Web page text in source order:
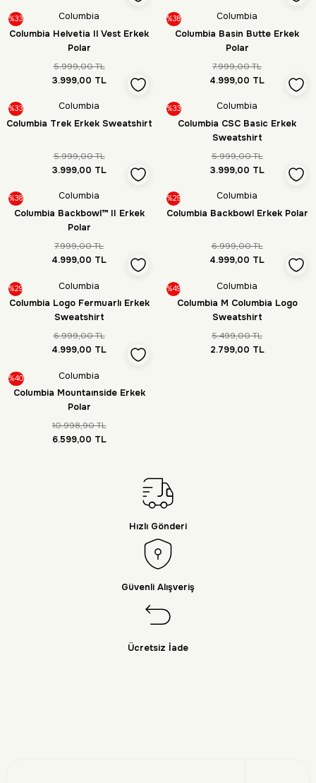
%33
Columbia
Columbia Helvetia II Vest Erkek
Polar
5.999,00 TL
3.999,00 TL
%38
Columbia
Columbia Basin Butte Erkek
Polar
7.999,00 TL
4.999,00 TL
%33
Columbia
Columbia Trek Erkek Sweatshirt
5.999,00 TL
3.999,00 TL
%33
Columbia
Columbia CSC Basic Erkek
Sweatshirt
5.999,00 TL
3.999,00 TL
%38
Columbia
Columbia Backbowl™ II Erkek
Polar
7.999,00 TL
4.999,00 TL
%29
Columbia
Columbia Backbowl Erkek Polar
6.999,00 TL
4.999,00 TL
%29
Columbia
Columbia Logo Fermuarlı Erkek
Sweatshirt
6.999,00 TL
4.999,00 TL
%49
Columbia
Columbia M Columbia Logo
Sweatshirt
5.499,00 TL
2.799,00 TL
%40
Columbia
Columbia Mountaınside Erkek
Polar
10.998,90 TL
6.599,00 TL
Hızlı Gönderi
Güvenli Alışveriş
Ücretsiz İade